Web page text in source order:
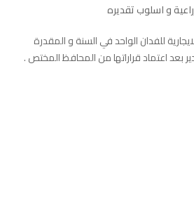
و اسلوب تقديره
للفدان الواحد في السنة و المقدرة
بعد اعتماد قراراتها من المحافظ المختص .